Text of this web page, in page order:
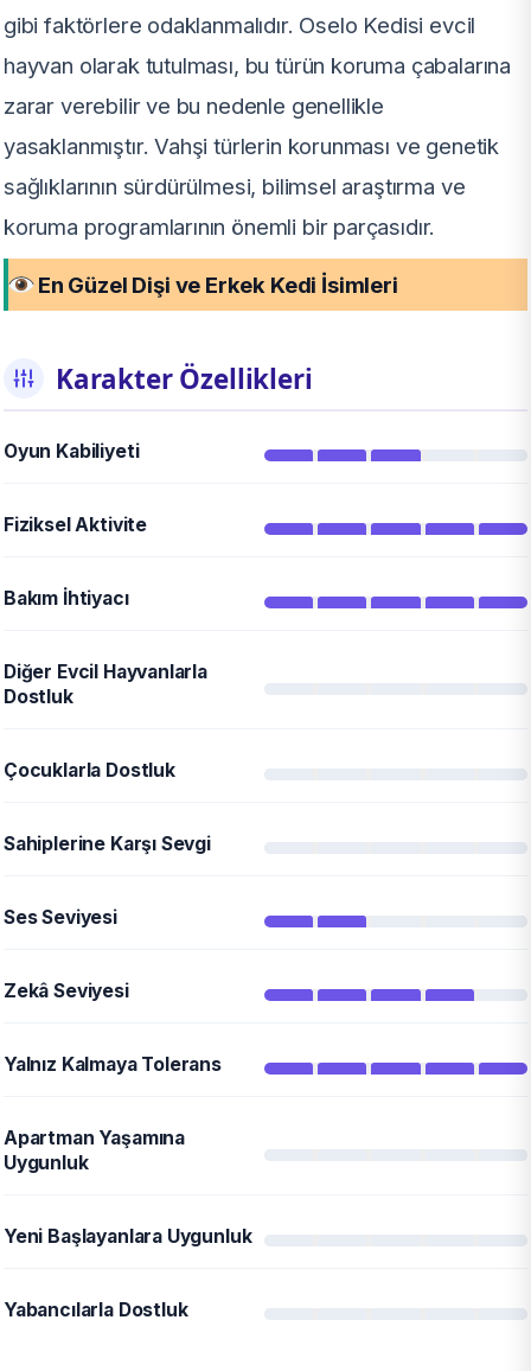
gibi faktörlere odaklanmalıdır. Oselo Kedisi evcil
hayvan olarak tutulması, bu türün koruma çabalarına
zarar verebilir ve bu nedenle genellikle
yasaklanmıştır. Vahşi türlerin korunması ve genetik
sağlıklarının sürdürülmesi, bilimsel araştırma ve
koruma programlarının önemli bir parçasıdır.
En Güzel Dişi ve Erkek Kedi İsimleri
Karakter Özellikleri
Oyun Kabiliyeti
Fiziksel Aktivite
Bakım İhtiyacı
Diğer Evcil Hayvanlarla
Dostluk
Çocuklarla Dostluk
Sahiplerine Karşı Sevgi
Ses Seviyesi
Zekâ Seviyesi
Yalnız Kalmaya Tolerans
Apartman Yaşamına
Uygunluk
Yeni Başlayanlara Uygunluk
Yabancılarla Dostluk